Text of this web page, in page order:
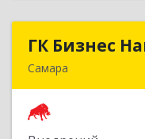
ГК Бизнес
Самара